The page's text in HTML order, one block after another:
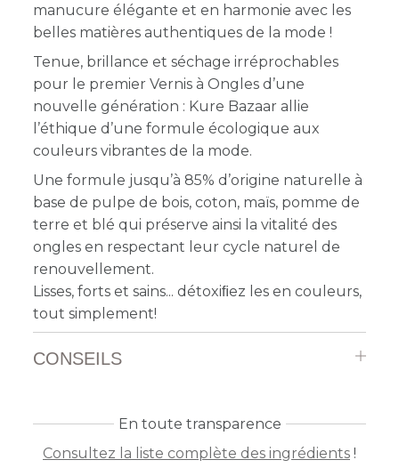
manucure élégante et en harmonie avec les
belles matières authentiques de la mode !
Tenue, brillance et séchage irréprochables
pour le premier Vernis à Ongles d’une
nouvelle génération : Kure Bazaar allie
l’éthique d’une formule écologique aux
couleurs vibrantes de la mode.
Une formule jusqu’à 85% d’origine naturelle à
base de pulpe de bois, coton, maïs, pomme de
terre et blé qui préserve ainsi la vitalité des
ongles en respectant leur cycle naturel de
renouvellement.
Lisses, forts et sains... détoxiﬁez les en couleurs,
tout simplement!
CONSEILS
En toute transparence
Consultez la liste complète des ingrédients !